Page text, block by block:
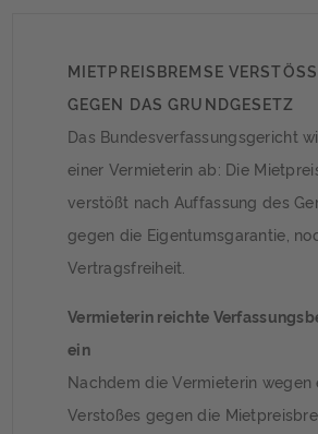
MIETPREISBREMSE
EGEN DAS GRUNDGESETZ
Das Bundesverfassungsgericht
einer Vermieterin ab: Die
verstößt nach Auffassung des
gegen die Eigentumsgarantie,
Vertragsfreiheit.
Vermieterin reichte
ein
Nachdem die Vermieterin wegen
Verstoßes gegen die